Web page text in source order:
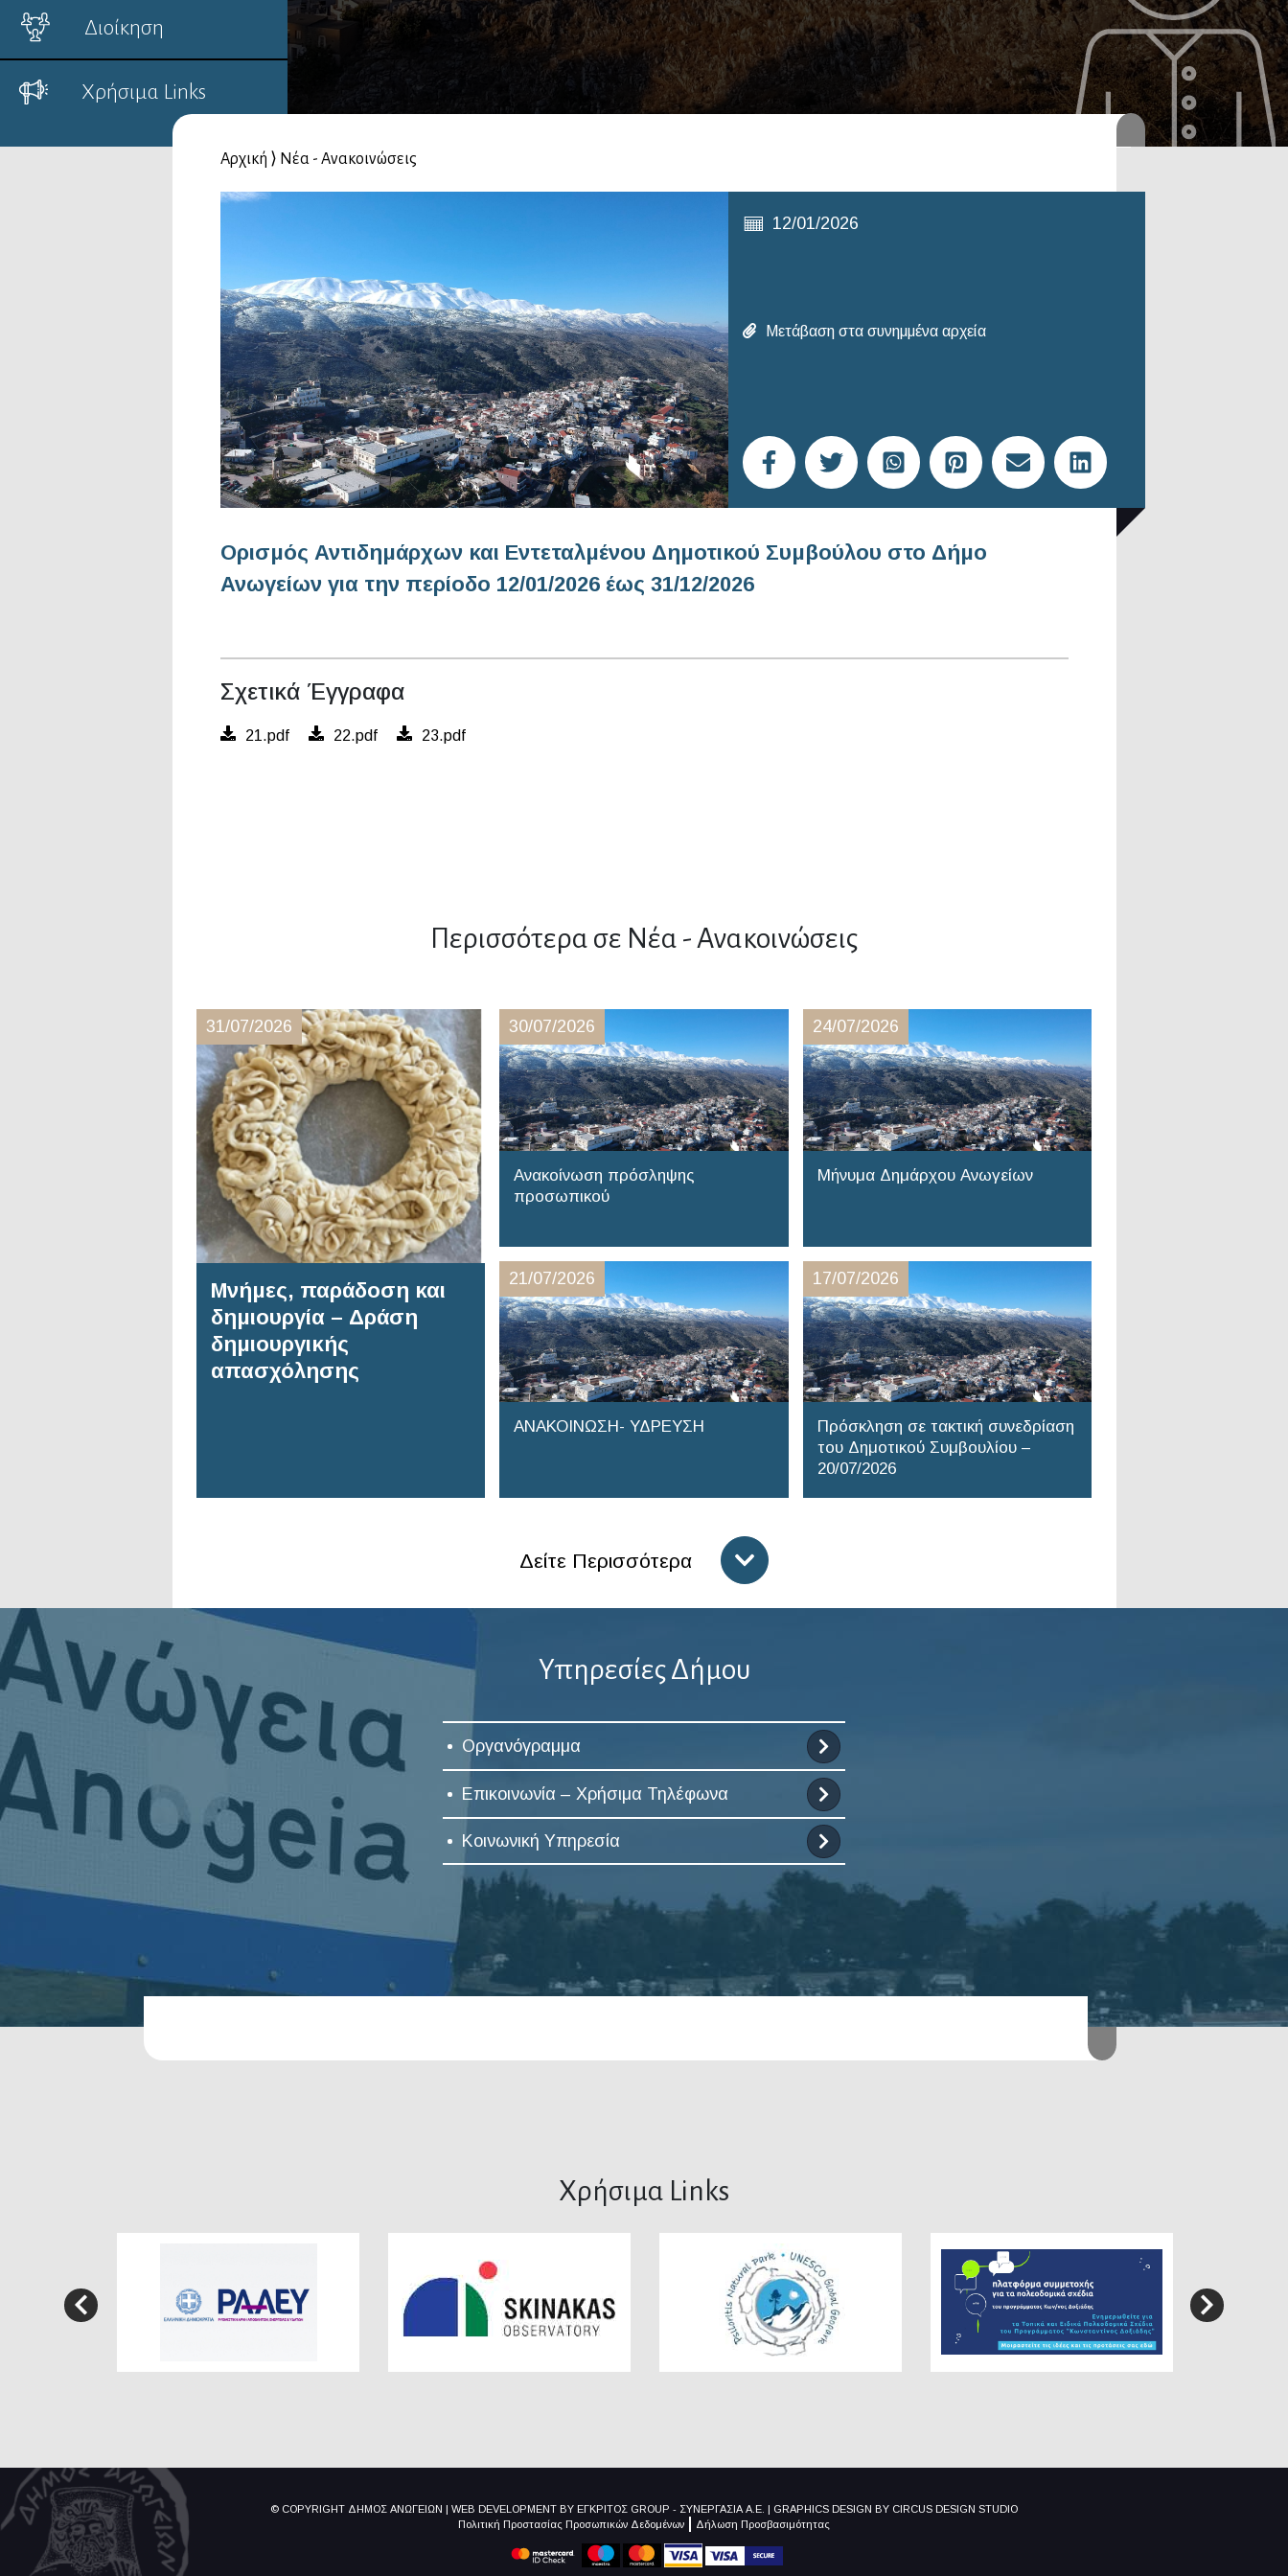
Διοίκηση
Χρήσιμα Links
Αρχική ⟩ Νέα - Ανακοινώσεις
12/01/2026
Μετάβαση στα συνημμένα αρχεία
Ορισμός Αντιδημάρχων και Εντεταλμένου Δημοτικού Συμβούλου στο Δήμο
Ανωγείων για την περίοδο 12/01/2026 έως 31/12/2026
Σχετικά Έγγραφα
21.pdf 22.pdf 23.pdf
Περισσότερα σε Νέα - Ανακοινώσεις
31/07/2026
Μνήμες, παράδοση και
δημιουργία – Δράση
δημιουργικής
απασχόλησης
30/07/2026
Ανακοίνωση πρόσληψης
προσωπικού
24/07/2026
Μήνυμα Δημάρχου Ανωγείων
21/07/2026
ΑΝΑΚΟΙΝΩΣΗ- ΥΔΡΕΥΣΗ
17/07/2026
Πρόσκληση σε τακτική συνεδρίαση
του Δημοτικού Συμβουλίου –
20/07/2026
Δείτε Περισσότερα
Υπηρεσίες Δήμου
Οργανόγραμμα
Επικοινωνία – Χρήσιμα Τηλέφωνα
Κοινωνική Υπηρεσία
Χρήσιμα Links
© COPYRIGHT ΔΗΜΟΣ ΑΝΩΓΕΙΩΝ | WEB DEVELOPMENT BY ΕΓΚΡΙΤΟΣ GROUP - ΣΥΝΕΡΓΑΣΙΑ Α.Ε. | GRAPHICS DESIGN BY CIRCUS DESIGN STUDIO
Πολιτική Προστασίας Προσωπικών Δεδομένων
Δήλωση Προσβασιμότητας